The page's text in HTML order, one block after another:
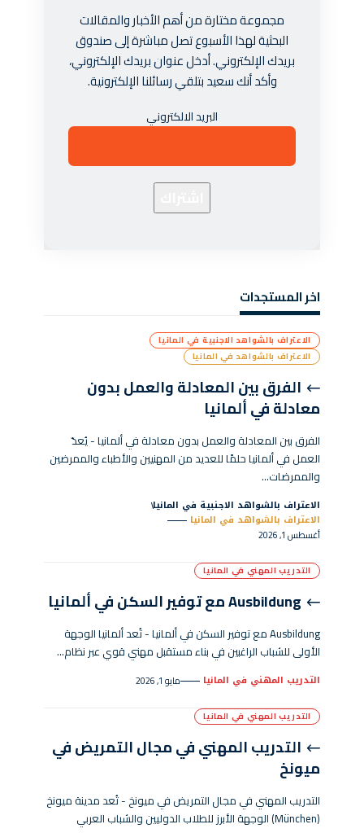
مجموعة مختارة من أهم الأخبار والمقالات
البحثية لهذا الأسبوع تصل مباشرة إلى صندوق
بريدك الإلكتروني. أدخل عنوان بريدك الإلكتروني،
وأكد أنك سعيد بتلقي رسائلنا الإلكترونية.
البريد الالكتروني
اخر المستجدات
الاعتراف بالشواهد الاجنبية في المانيا
الاعتراف بالشواهد في المانيا
الفرق بين المعادلة والعمل بدون
معادلة في ألمانيا
الفرق بين المعادلة والعمل بدون معادلة في ألمانيا - يُعدّ
العمل في ألمانيا حلمًا للعديد من المهنيين والأطباء والممرضين
والممرضات…
الاعتراف بالشواهد الاجنبية في المانيا
الاعتراف بالشواهد في المانيا
أغسطس 1, 2026
التدريب المهني في المانيا
Ausbildung مع توفير السكن في ألمانيا
Ausbildung مع توفير السكن في ألمانيا - تُعد ألمانيا الوجهة
الأولى للشباب الراغبين في بناء مستقبل مهني قوي عبر نظام…
التدريب المهني في المانيا مايو 1, 2026
التدريب المهني في المانيا
التدريب المهني في مجال التمريض في
ميونخ
التدريب المهني في مجال التمريض في ميونخ - تُعد مدينة ميونخ
(München) الوجهة الأبرز للطلاب الدوليين والشباب العربي